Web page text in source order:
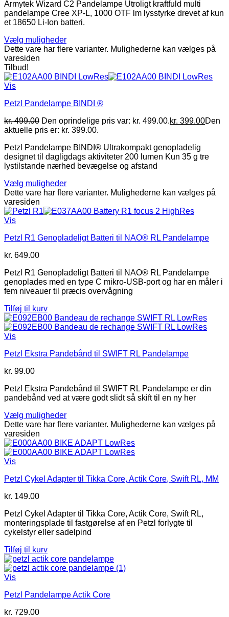
Armytek Wizard C2 Pandelampe Utroligt kraftfuld multi
pandelampe Cree XP-L, 1000 OTF lm lysstyrke drevet af kun
et 18650 Li-Ion batteri.
Vælg muligheder
Dette vare har flere varianter. Mulighederne kan vælges på
varesiden
Tilbud!
Vis
Petzl Pandelampe BINDI ®
kr.499.00 Den oprindelige pris var: kr. 499.00.kr. 399.00Den
aktuelle pris er: kr. 399.00.
Petzl Pandelampe BINDI® Ultrakompakt genopladelig
designet til dagligdags aktiviteter 200 lumen Kun 35 g tre
lystilstande nærhed bevægelse og afstand
Vælg muligheder
Dette vare har flere varianter. Mulighederne kan vælges på
varesiden
Vis
Petzl R1 Genopladeligt Batteri til NAO® RL Pandelampe
kr. 649.00
Petzl R1 Genopladeligt Batteri til NAO® RL Pandelampe
genoplades med en type C mikro-USB-port og har en måler i
fem niveauer til præcis overvågning
Tilføj til kurv
Vis
Petzl Ekstra Pandebånd til SWIFT RL Pandelampe
kr. 99.00
Petzl Ekstra Pandebånd til SWIFT RL Pandelampe er din
pandebånd ved at være godt slidt så skift til en ny her
Vælg muligheder
Dette vare har flere varianter. Mulighederne kan vælges på
varesiden
Vis
Petzl Cykel Adapter til Tikka Core, Actik Core, Swift RL, MM
kr. 149.00
Petzl Cykel Adapter til Tikka Core, Actik Core, Swift RL,
monteringsplade til fastgørelse af en Petzl forlygte til
cykelstyr eller sadelpind
Tilføj til kurv
Vis
Petzl Pandelampe Actik Core
kr. 729.00